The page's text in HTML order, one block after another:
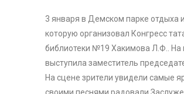
3 января в Демском парке отдыха
которую организовал Конгресс
библиотеки №19 Хакимова Л.Ф.. На
выступила заместитель
На сцене зрители увидели самые